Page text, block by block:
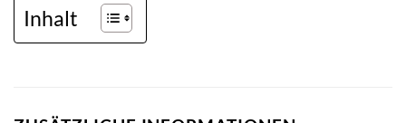
Inhalt